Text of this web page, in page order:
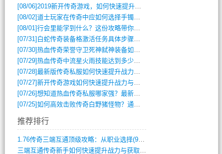
[08/06]2019新开传奇游戏，如何快速提升角色等级？
[08/02]道士玩家在传奇中应如何选择手镯装备？
[08/01]行会里能学到什么？这份攻略带你全掌握
[07/31] 白蛇传奇装备格激活任务具体步骤是什么？如何完成？
[07/30]热血传奇荣誉守卫死神弑神装备如何获取与佩戴攻略？
[07/29]热血传奇中流星火雨技能达到多少级可以开始练装备？
[07/28]最新版传奇私服如何快速提升战力与获取稀有装备？
[07/27]新开传奇游戏如何快速提升战力与获取稀有装备？
[07/26]想知道热血传奇私服哪家强？最新排行榜攻略全解析
[07/25]如何高效击败传奇白野猪怪物？通关技巧全解析
推荐排行
1.76传奇三端互通顶级攻略：从职业选择(972)
三端互通传奇新手如何快速提升战力与获取稀(379)